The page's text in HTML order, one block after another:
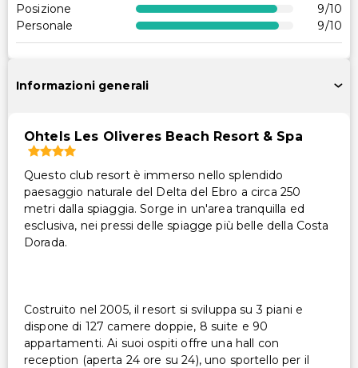
Altri servizi
Noleggio biciclette in loco
Posizione
9/10
Personale
9/10
Informazioni generali
Ohtels Les Oliveres Beach Resort & Spa
Questo club resort è immerso nello splendido
paesaggio naturale del Delta del Ebro a circa 250
metri dalla spiaggia. Sorge in un'area tranquilla ed
esclusiva, nei pressi delle spiagge più belle della Costa
Dorada.
Costruito nel 2005, il resort si sviluppa su 3 piani e
dispone di 127 camere doppie, 8 suite e 90
appartamenti. Ai suoi ospiti offre una hall con
reception (aperta 24 ore su 24), uno sportello per il